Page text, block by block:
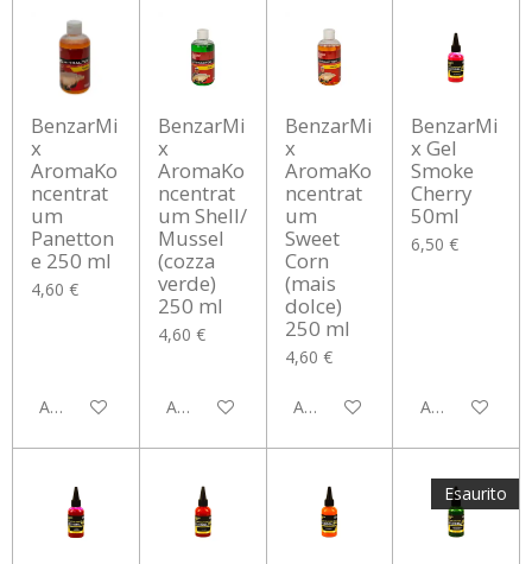
BenzarMi
x
AromaKo
ncentrat
um
Panetton
e 250 ml
4,60 €
Aggiungi al carrello
BenzarMi
x
AromaKo
ncentrat
um Shell/
Mussel
(cozza
verde)
250 ml
4,60 €
Aggiungi al carrello
BenzarMi
x
AromaKo
ncentrat
um
Sweet
Corn
(mais
dolce)
250 ml
4,60 €
Aggiungi al carrello
BenzarMi
x Gel
Smoke
Cherry
50ml
6,50 €
Aggiungi al
Esaurito